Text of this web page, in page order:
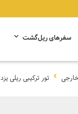
سفرهای ریل‌گشت
تور ترکیبی ریلی یزد